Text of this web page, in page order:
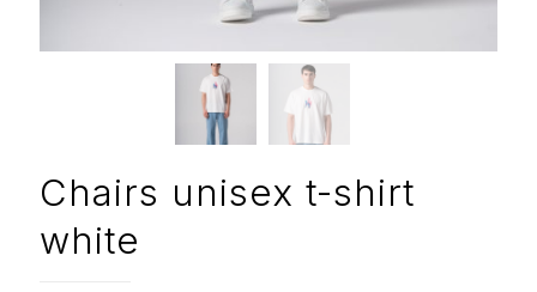
Chairs unisex t-shirt
white